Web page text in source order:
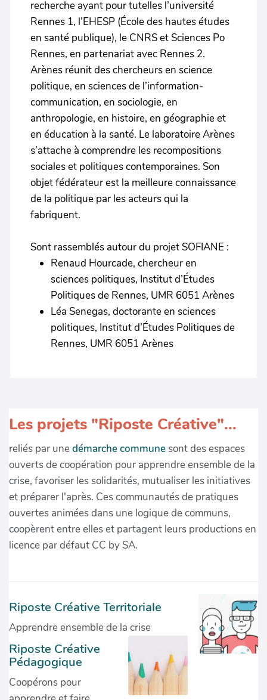
recherche ayant pour tutelles l’université
Rennes 1, l’EHESP (École des hautes études
en santé publique), le CNRS et Sciences Po
Rennes, en partenariat avec Rennes 2.
Arènes réunit des chercheurs en science
politique, en sciences de l’information-
communication, en sociologie, en
anthropologie, en histoire, en géographie et
en éducation à la santé. Le laboratoire Arènes
s’attache à comprendre les recompositions
sociales et politiques contemporaines. Son
objet fédérateur est la meilleure connaissance
de la politique par les acteurs qui la
fabriquent.
Sont rassemblés autour du projet SOFIANE :
Renaud Hourcade, chercheur en
sciences politiques, Institut d’Études
Politiques de Rennes, UMR 6051 Arènes
Léa Senegas, doctorante en sciences
politiques, Institut d’Études Politiques de
Rennes, UMR 6051 Arènes